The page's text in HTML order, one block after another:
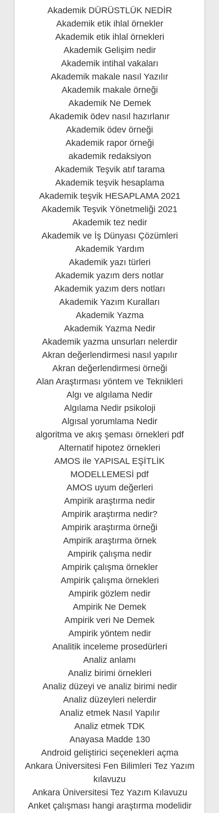
Akademik DÜRÜSTLÜK NEDİR
Akademik etik ihlal örnekler
Akademik etik ihlal örnekleri
Akademik Gelişim nedir
Akademik intihal vakaları
Akademik makale nasıl Yazılır
Akademik makale örneği
Akademik Ne Demek
Akademik ödev nasıl hazırlanır
Akademik ödev örneği
Akademik rapor örneği
akademik redaksiyon
Akademik Teşvik atıf tarama
Akademik teşvik hesaplama
Akademik teşvik HESAPLAMA 2021
Akademik Teşvik Yönetmeliği 2021
Akademik tez nedir
Akademik ve İş Dünyası Çözümleri
Akademik Yardım
Akademik yazı türleri
Akademik yazım ders notlar
Akademik yazım ders notları
Akademik Yazım Kuralları
Akademik Yazma
Akademik Yazma Nedir
Akademik yazma unsurları nelerdir
Akran değerlendirmesi nasıl yapılır
Akran değerlendirmesi örneği
Alan Araştırması yöntem ve Teknikleri
Algı ve algılama Nedir
Algılama Nedir psikoloji
Algısal yorumlama Nedir
algoritma ve akış şeması örnekleri pdf
Alternatif hipotez örnekleri
AMOS ile YAPISAL EŞİTLİK
MODELLEMESİ pdf
AMOS uyum değerleri
Ampirik araştırma nedir
Ampirik araştırma nedir?
Ampirik araştırma örneği
Ampirik araştırma örnek
Ampirik çalışma nedir
Ampirik çalışma örnekler
Ampirik çalışma örnekleri
Ampirik gözlem nedir
Ampirik Ne Demek
Ampirik veri Ne Demek
Ampirik yöntem nedir
Analitik inceleme prosedürleri
Analiz anlamı
Analiz birimi örnekleri
Analiz düzeyi ve analiz birimi nedir
Analiz düzeyleri nelerdir
Analiz etmek Nasıl Yapılır
Analiz etmek TDK
Anayasa Madde 130
Android geliştirici seçenekleri açma
Ankara Üniversitesi Fen Bilimleri Tez Yazım
kılavuzu
Ankara Üniversitesi Tez Yazım Kılavuzu
Anket çalışması hangi araştırma modelidir